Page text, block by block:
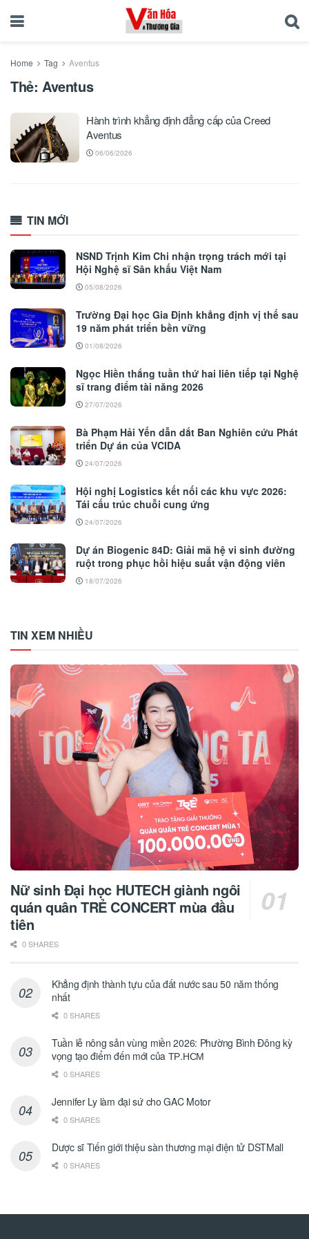
Home Tag Aventus
Thẻ: Aventus
Hành trình khẳng định đẳng cấp của Creed
Aventus
06/06/2026
TIN MỚI
NSND Trịnh Kim Chi nhận trọng trách mới tại
Hội Nghệ sĩ Sân khấu Việt Nam
05/08/2026
Trường Đại học Gia Định khẳng định vị thế sau
19 năm phát triển bền vững
01/08/2026
Ngọc Hiền thắng tuần thứ hai liên tiếp tại Nghệ
sĩ trang điểm tài năng 2026
27/07/2026
Bà Phạm Hải Yến dẫn dắt Ban Nghiên cứu Phát
triển Dự án của VCIDA
24/07/2026
Hội nghị Logistics kết nối các khu vực 2026:
Tái cấu trúc chuỗi cung ứng
24/07/2026
Dự án Biogenic 84D: Giải mã hệ vi sinh đường
ruột trong phục hồi hiệu suất vận động viên
18/07/2026
TIN XEM NHIỀU
Nữ sinh Đại học HUTECH giành ngôi
quán quân TRẺ CONCERT mùa đầu
tiên
0 SHARES
Khẳng định thành tựu của đất nước sau 50 năm thống
nhất
0 SHARES
Tuần lễ nông sản vùng miền 2026: Phường Bình Đông kỳ
vọng tạo điểm đến mới của ТР.НСМ
0 SHARES
Jennifer Ly làm đại sứ cho GAC Motor
0 SHARES
Dược sĩ Tiến giới thiệu sàn thương mại điện tử DSTMall
0 SHARES